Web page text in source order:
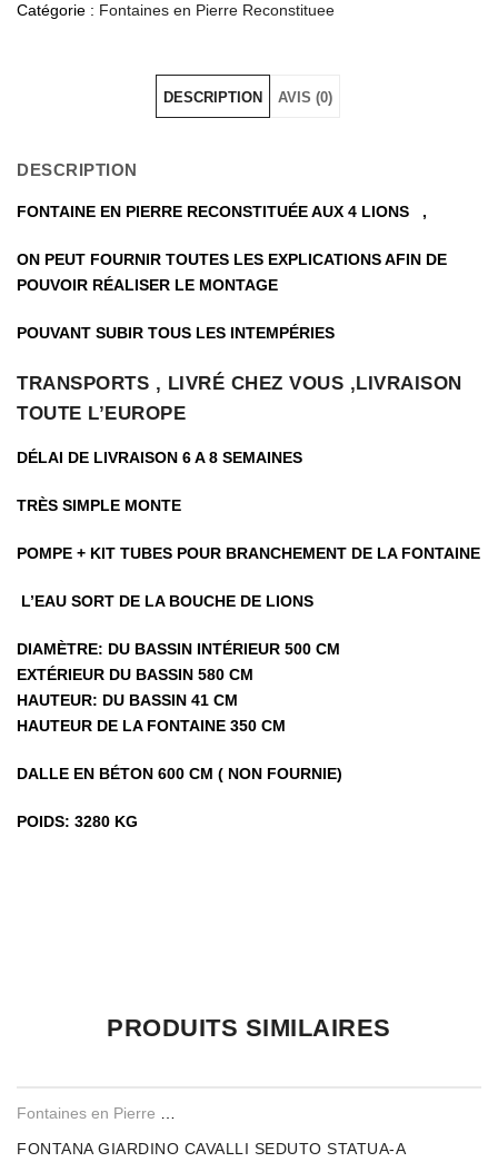
Catégorie : Fontaines en Pierre Reconstituee
DESCRIPTION AVIS (0)
DESCRIPTION
FONTAINE EN PIERRE RECONSTITUÉE AUX 4 LIONS ,
ON PEUT FOURNIR TOUTES LES EXPLICATIONS AFIN DE
POUVOIR RÉALISER LE MONTAGE
POUVANT SUBIR TOUS LES INTEMPÉRIES
TRANSPORTS , LIVRÉ CHEZ VOUS ,LIVRAISON
TOUTE L’EUROPE
DÉLAI DE LIVRAISON 6 A 8 SEMAINES
TRÈS SIMPLE MONTE
POMPE + KIT TUBES POUR BRANCHEMENT DE LA FONTAINE
L’EAU SORT DE LA BOUCHE DE LIONS
DIAMÈTRE: DU BASSIN INTÉRIEUR 500 CM
EXTÉRIEUR DU BASSIN 580 CM
HAUTEUR: DU BASSIN 41 CM
HAUTEUR DE LA FONTAINE 350 CM
DALLE EN BÉTON 600 CM ( NON FOURNIE)
POIDS: 3280 KG
PRODUITS SIMILAIRES
FONTANA GIARDINO CAVALLI SEDUTO STATUA-A